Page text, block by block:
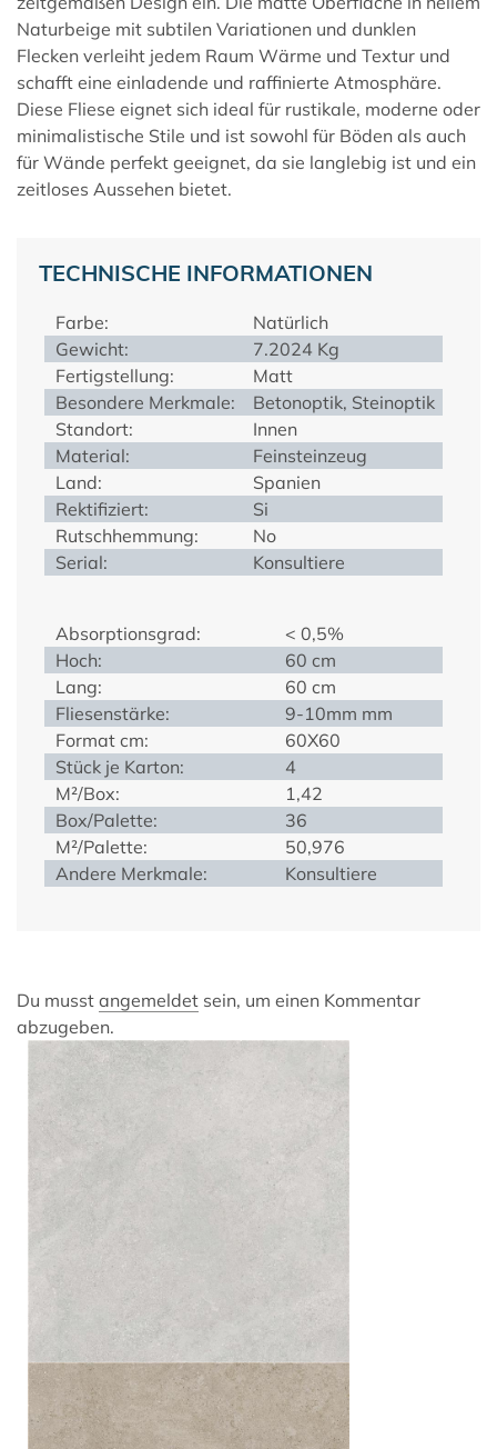
Naturbeige mit subtilen Variationen und dunklen
Flecken verleiht jedem Raum Wärme und Textur und
schafft eine einladende und raffinierte Atmosphäre.
Diese Fliese eignet sich ideal für rustikale, moderne oder
minimalistische Stile und ist sowohl für Böden als auch
für Wände perfekt geeignet, da sie langlebig ist und ein
zeitloses Aussehen bietet.
TECHNISCHE INFORMATIONEN
Farbe:
Natürlich
Gewicht:
7.2024 Kg
Fertigstellung:
Matt
Besondere Merkmale:
Betonoptik, Steinoptik
Standort:
Innen
Material:
Feinsteinzeug
Land:
Spanien
Rektifiziert:
Si
Rutschhemmung:
No
Serial:
Konsultiere
Absorptionsgrad:
< 0,5%
Hoch:
60 cm
Lang:
60 cm
Fliesenstärke:
9-10mm mm
Format cm:
60X60
Stück je Karton:
4
M²/Box:
1,42
Box/Palette:
36
M²/Palette:
50,976
Andere Merkmale:
Konsultiere
Du musst angemeldet sein, um einen Kommentar
abzugeben.